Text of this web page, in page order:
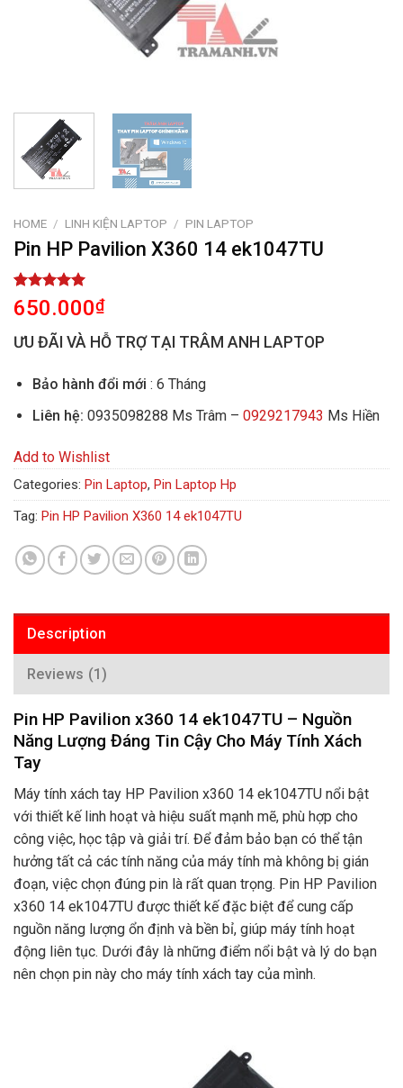
HOME / LINH KIỆN LAPTOP / PIN LAPTOP
Pin HP Pavilion X360 14 ek1047TU
Rated
5.00
out of 5
based on
1
customer
650.000₫
ƯU ĐÃI VÀ HỖ TRỢ TẠI TRÂM ANH LAPTOP
Bảo hành đổi mới : 6 Tháng
Liên hệ: 0935098288 Ms Trâm – 0929217943 Ms Hiền
Add to Wishlist
Categories: Pin Laptop, Pin Laptop Hp
Tag: Pin HP Pavilion X360 14 ek1047TU
Description
Reviews (1)
Pin HP Pavilion x360 14 ek1047TU – Nguồn
Năng Lượng Đáng Tin Cậy Cho Máy Tính Xách
Tay
Máy tính xách tay HP Pavilion x360 14 ek1047TU nổi bật
với thiết kế linh hoạt và hiệu suất mạnh mẽ, phù hợp cho
công việc, học tập và giải trí. Để đảm bảo bạn có thể tận
hưởng tất cả các tính năng của máy tính mà không bị gián
đoạn, việc chọn đúng pin là rất quan trọng. Pin HP Pavilion
x360 14 ek1047TU được thiết kế đặc biệt để cung cấp
nguồn năng lượng ổn định và bền bỉ, giúp máy tính hoạt
động liên tục. Dưới đây là những điểm nổi bật và lý do bạn
nên chọn pin này cho máy tính xách tay của mình.